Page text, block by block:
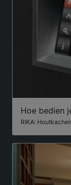
Hoe bedien
RIKA: